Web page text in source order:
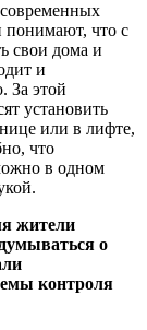
понимают, что с
свои дома и
и
За этой
установить
или в лифте,
что
в одном
жители
о
контроля